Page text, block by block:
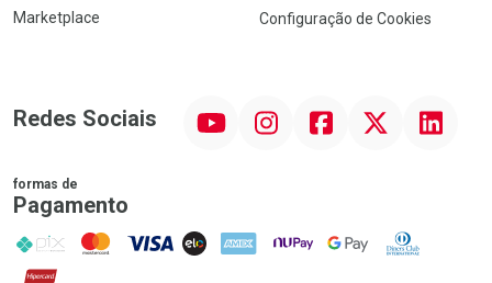
Marketplace
Configuração de Cookies
Redes Sociais InstagramFacebookTwitter Linkedin
formas de
Pagamento
PIX MasterCard
VISA ELO AMEX NuPay Google PayDiners Club
Hipercard